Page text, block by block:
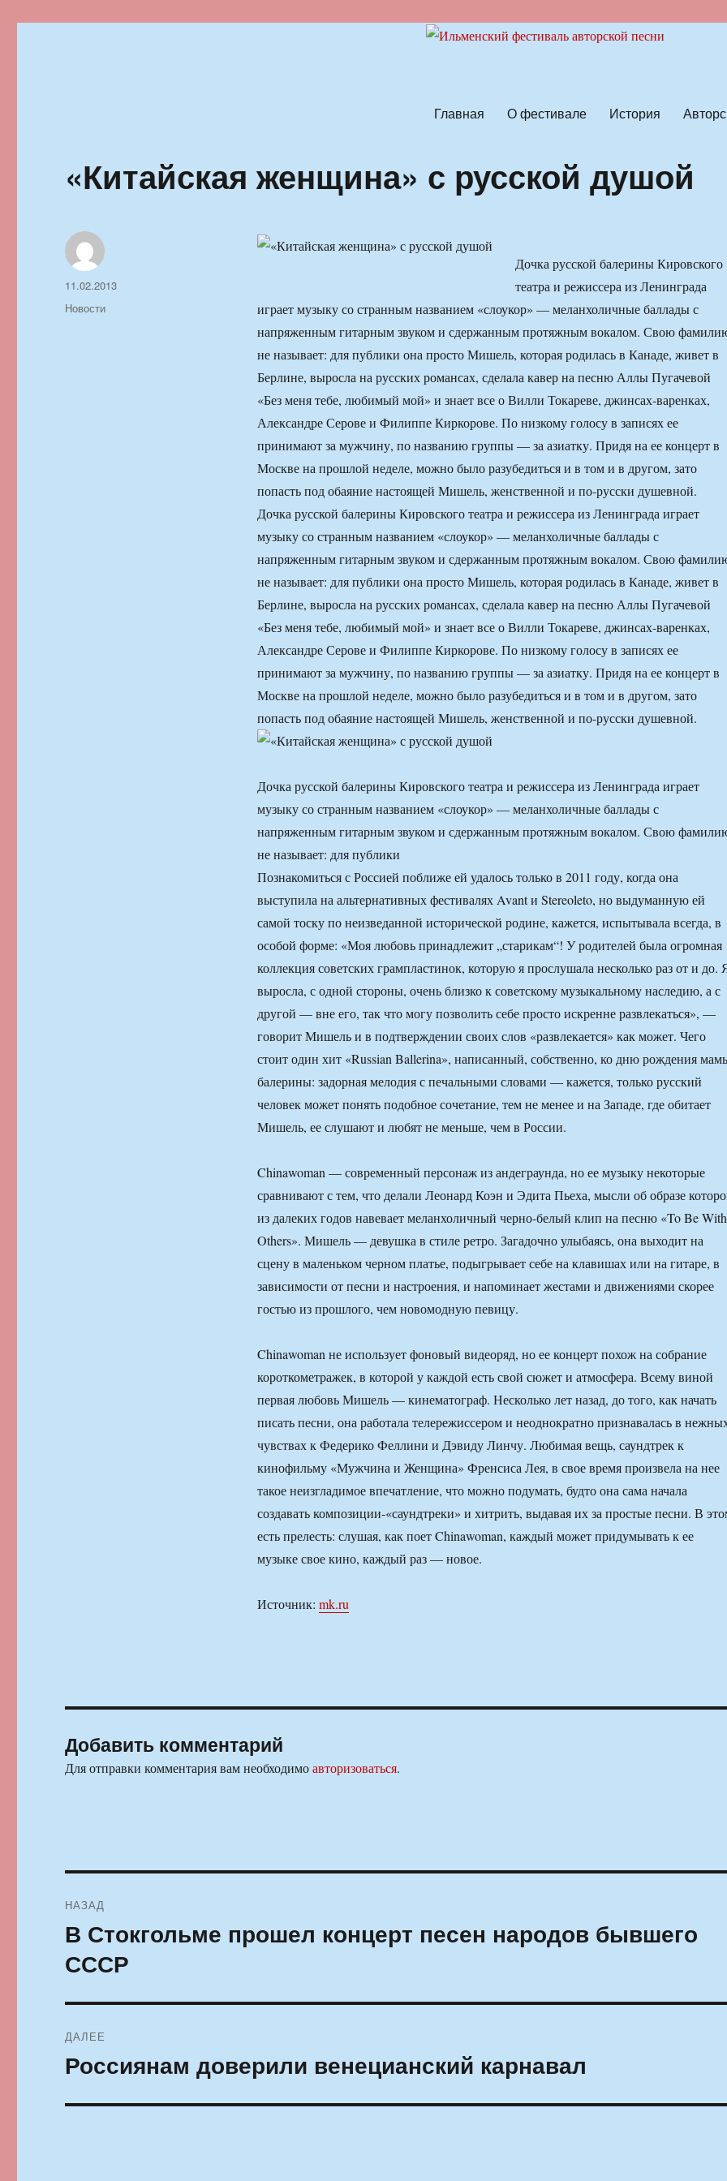
Главная О фестивале История
«Китайская женщина» с русской душой
Дочка русской балерины Кировского
театра и режиссера из Ленинграда
играет музыку со странным названием «слоукор» — меланхоличные баллады с
напряженным гитарным звуком и сдержанным протяжным вокалом. Свою
не называет: для публики она просто Мишель, которая родилась в Канаде, живет в
Берлине, выросла на русских романсах, сделала кавер на песню Аллы Пугачевой
«Без меня тебе, любимый мой» и знает все о Вилли Токареве, джинсах-варенках,
Александре Серове и Филиппе Киркорове. По низкому голосу в записях ее
принимают за мужчину, по названию группы — за азиатку. Придя на ее концерт в
Москве на прошлой неделе, можно было разубедиться и в том и в другом, зато
попасть под обаяние настоящей Мишель, женственной и по-русски душевной.
Дочка русской балерины Кировского театра и режиссера из Ленинграда играет
музыку со странным названием «слоукор» — меланхоличные баллады с
напряженным гитарным звуком и сдержанным протяжным вокалом. Свою
не называет: для публики она просто Мишель, которая родилась в Канаде, живет в
Берлине, выросла на русских романсах, сделала кавер на песню Аллы Пугачевой
«Без меня тебе, любимый мой» и знает все о Вилли Токареве, джинсах-варенках,
Александре Серове и Филиппе Киркорове. По низкому голосу в записях ее
принимают за мужчину, по названию группы — за азиатку. Придя на ее концерт в
Москве на прошлой неделе, можно было разубедиться и в том и в другом, зато
попасть под обаяние настоящей Мишель, женственной и по-русски душевной.
Дочка русской балерины Кировского театра и режиссера из Ленинграда играет
музыку со странным названием «слоукор» — меланхоличные баллады с
напряженным гитарным звуком и сдержанным протяжным вокалом. Свою
не называет: для публики
Познакомиться с Россией поближе ей удалось только в 2011 году, когда она
выступила на альтернативных фестивалях Avant и Stereoleto, но выдуманную ей
самой тоску по неизведанной исторической родине, кажется, испытывала всегда, в
особой форме: «Моя любовь принадлежит „старикам“! У родителей была огромная
коллекция советских грампластинок, которую я прослушала несколько раз от и до.
выросла, с одной стороны, очень близко к советскому музыкальному наследию, а с
другой — вне его, так что могу позволить себе просто искренне развлекаться», —
говорит Мишель и в подтверждении своих слов «развлекается» как может. Чего
стоит один хит «Russian Ballerina», написанный, собственно, ко дню рождения
балерины: задорная мелодия с печальными словами — кажется, только русский
человек может понять подобное сочетание, тем не менее и на Западе, где обитает
Мишель, ее слушают и любят не меньше, чем в России.
Chinawoman — современный персонаж из андеграунда, но ее музыку некоторые
сравнивают с тем, что делали Леонард Коэн и Эдита Пьеха, мысли об образе
из далеких годов навевает меланхоличный черно-белый клип на песню «To Be With
Others». Мишель — девушка в стиле ретро. Загадочно улыбаясь, она выходит на
сцену в маленьком черном платье, подыгрывает себе на клавишах или на гитаре, в
зависимости от песни и настроения, и напоминает жестами и движениями скорее
гостью из прошлого, чем новомодную певицу.
Chinawoman не использует фоновый видеоряд, но ее концерт похож на собрание
короткометражек, в которой у каждой есть свой сюжет и атмосфера. Всему виной
первая любовь Мишель — кинематограф. Несколько лет назад, до того, как начать
писать песни, она работала телережиссером и неоднократно признавалась в
чувствах к Федерико Феллини и Дэвиду Линчу. Любимая вещь, саундтрек к
кинофильму «Мужчина и Женщина» Френсиса Лея, в свое время произвела на нее
такое неизгладимое впечатление, что можно подумать, будто она сама начала
создавать композиции-«саундтреки» и хитрить, выдавая их за простые песни. В
есть прелесть: слушая, как поет Chinawoman, каждый может придумывать к ее
музыке свое кино, каждый раз — новое.
Источник: mk.ru
Автор
Опубликовано
11.02.2013
Рубрики
Новости
Добавить комментарий
Для отправки комментария вам необходимоавторизоваться.
по
записям
НАЗАД
Предыдущая
В Стокгольме прошел концерт песен народов бывшего
СССР
ДАЛЕЕ
Следующая
Россиянам доверили венецианский карнавал